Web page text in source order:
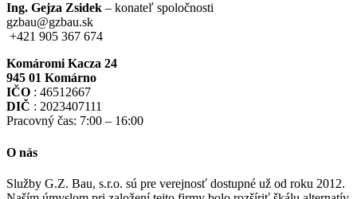
Ing. Gejza Zsidek – konateľ spoločnosti
gzbau@gzbau.sk
+421 905 367 674
Komáromi Kacza 24
945 01 Komárno
IČO : 46512667
DIČ : 2023407111
Pracovný čas: 7:00 – 16:00
O nás
Služby G.Z. Bau, s.r.o. sú pre verejnosť dostupné už od roku 2012.